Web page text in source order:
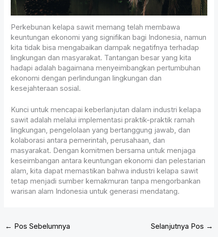
Perkebunan kelapa sawit memang telah membawa
keuntungan ekonomi yang signifikan bagi Indonesia, namun
kita tidak bisa mengabaikan dampak negatifnya terhadap
lingkungan dan masyarakat. Tantangan besar yang kita
hadapi adalah bagaimana menyeimbangkan pertumbuhan
ekonomi dengan perlindungan lingkungan dan
kesejahteraan sosial.
Kunci untuk mencapai keberlanjutan dalam industri kelapa
sawit adalah melalui implementasi praktik-praktik ramah
lingkungan, pengelolaan yang bertanggung jawab, dan
kolaborasi antara pemerintah, perusahaan, dan
masyarakat. Dengan komitmen bersama untuk menjaga
keseimbangan antara keuntungan ekonomi dan pelestarian
alam, kita dapat memastikan bahwa industri kelapa sawit
tetap menjadi sumber kemakmuran tanpa mengorbankan
warisan alam Indonesia untuk generasi mendatang.
← Pos Sebelumnya Selanjutnya Pos →